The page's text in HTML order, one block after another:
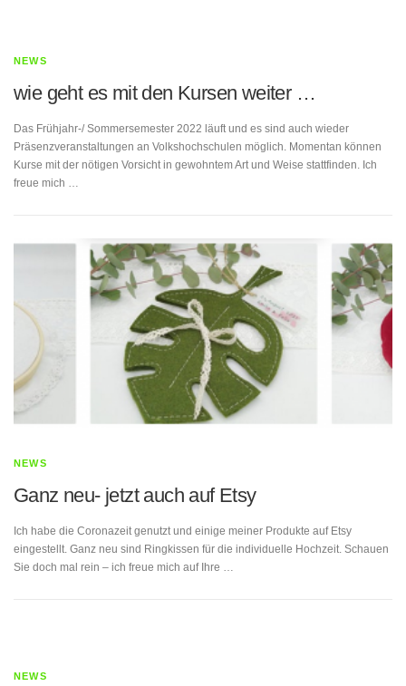
NEWS
wie geht es mit den Kursen weiter …
Das Frühjahr-/ Sommersemester 2022 läuft und es sind auch wieder
Präsenzveranstaltungen an Volkshochschulen möglich. Momentan können
Kurse mit der nötigen Vorsicht in gewohntem Art und Weise stattfinden. Ich
freue mich …
NEWS
Ganz neu- jetzt auch auf Etsy
Ich habe die Coronazeit genutzt und einige meiner Produkte auf Etsy
eingestellt. Ganz neu sind Ringkissen für die individuelle Hochzeit. Schauen
Sie doch mal rein – ich freue mich auf Ihre …
NEWS